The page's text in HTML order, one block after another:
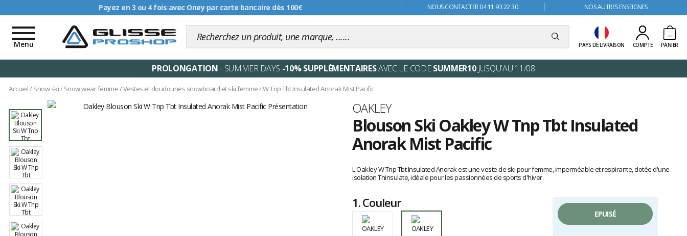
Livraison offerte dès 99€ NOUS CONTACTER 04 11 93 22 30 NOS AUTRES ENSEIGNES
PAYS DE LIVRAISON COMPTE PANIER
Toggle
navigation
Menu
PROLONGATION- SUMMER DAYS -10% SUPPLÉMENTAIRESAVEC LE CODESUMMER10JUSQU'AU 11/08
Accueil/Snow ski/Snow wear femme/Vestes et doudounes snowboard et ski femme/W Tnp Tbt Insulated Anorak Mist Pacific
Marque
OAKLEY
Blouson Ski Oakley W Tnp Tbt Insulated
Anorak Mist Pacific
avis
clients
L'Oakley W Tnp Tbt Insulated Anorak est une veste de ski pour femme, imperméable et respirante, dotée d'une
isolation Thinsulate, idéale pour les passionnées de sports d'hiver.
1.Couleur
EPUISÉ